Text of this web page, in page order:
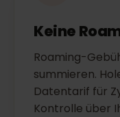
Keine
Roaming-
summieren.
Datentarif für
Kontrolle über